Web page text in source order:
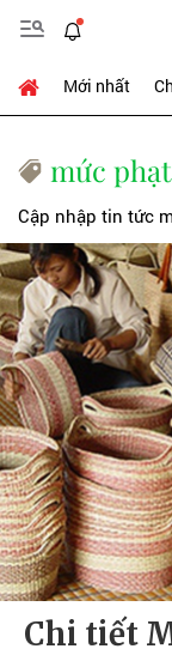
Mới nhất
mức phạt
Cập nhập tin tức
Chi tiết